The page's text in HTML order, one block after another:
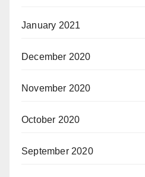
January 2021
December 2020
November 2020
October 2020
September 2020